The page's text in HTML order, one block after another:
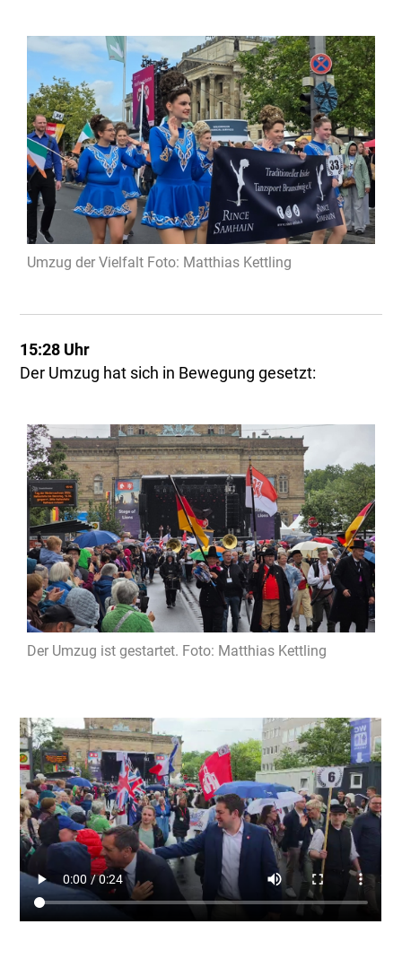
Umzug der Vielfalt Foto: Matthias Kettling
15:28 Uhr
Der Umzug hat sich in Bewegung gesetzt:
Der Umzug ist gestartet. Foto: Matthias Kettling